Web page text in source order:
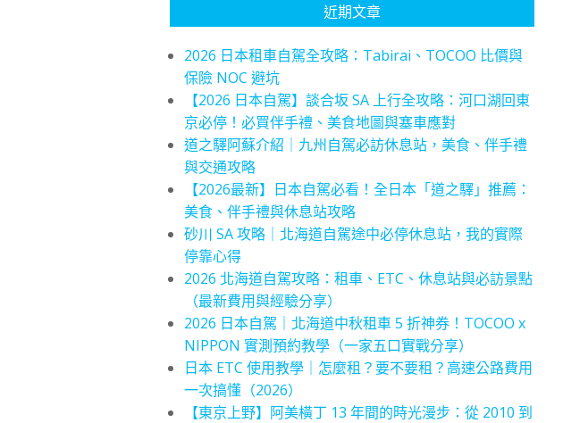
近期文章
2026 日本租車自駕全攻略：Tabirai、TOCOO 比價與
保險 NOC 避坑
【2026 日本自駕】談合坂 SA 上行全攻略：河口湖回東
京必停！必買伴手禮、美食地圖與塞車應對
道之驛阿蘇介紹｜九州自駕必訪休息站，美食、伴手禮
與交通攻略
【2026最新】日本自駕必看！全日本「道之驛」推薦：
美食、伴手禮與休息站攻略
砂川 SA 攻略｜北海道自駕途中必停休息站，我的實際
停靠心得
2026 北海道自駕攻略：租車、ETC、休息站與必訪景點
（最新費用與經驗分享）
2026 日本自駕｜北海道中秋租車 5 折神券！TOCOO x
NIPPON 實測預約教學（一家五口實戰分享）
日本 ETC 使用教學｜怎麼租？要不要租？高速公路費用
一次搞懂（2026）
【東京上野】阿美橫丁 13 年間的時光漫步：從 2010 到